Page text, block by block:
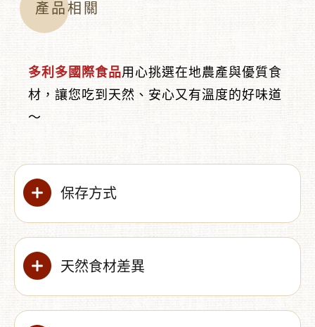
︾
產品相關
多利多國際食品用心挑選在地農產與優質食
材，讓您吃到天然、安心又有溫度的好味道
～
保存方式
天然食材差異